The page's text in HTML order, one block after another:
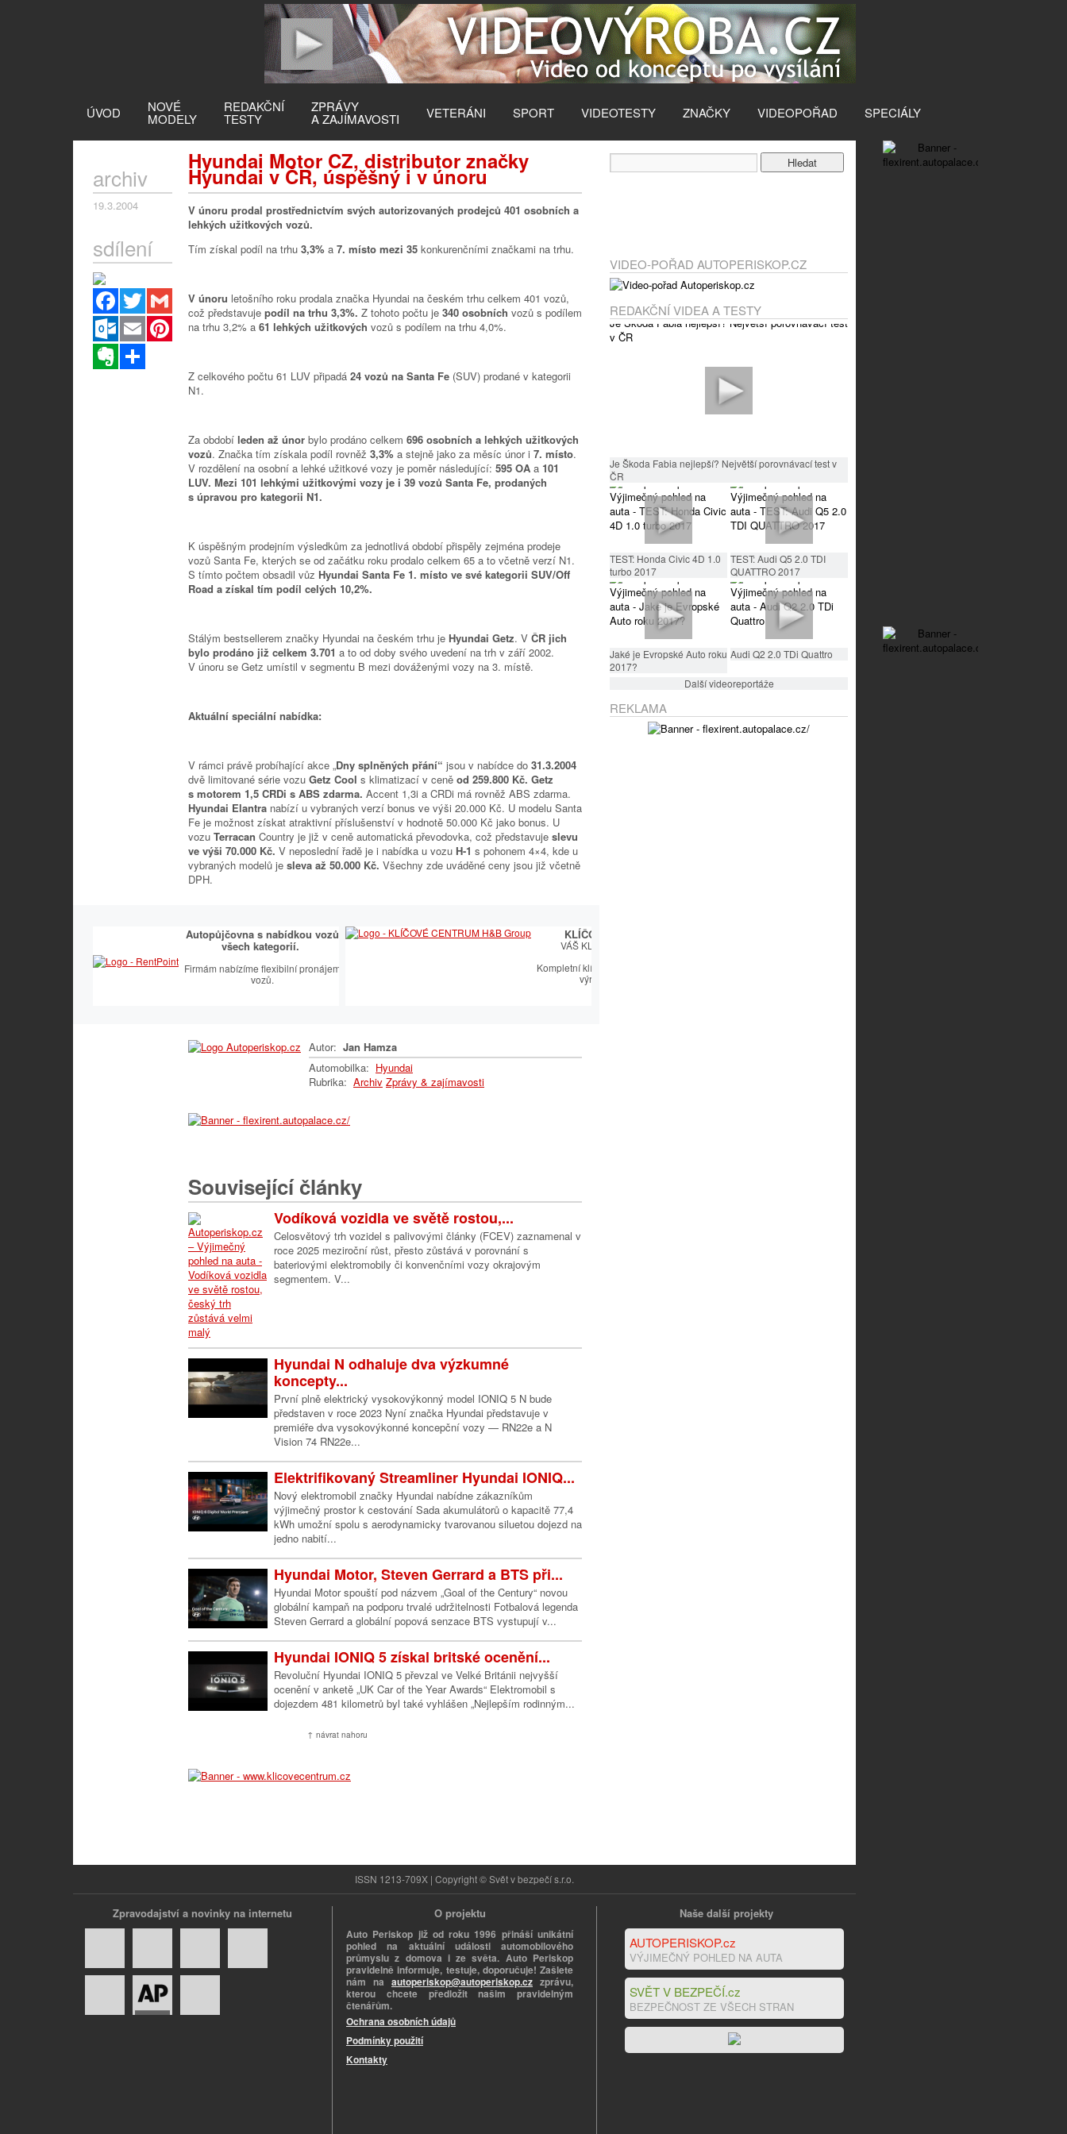
ÚVOD NOVÉ
MODELY
REDAKČNÍ
TESTY
ZPRÁVY
A ZAJÍMAVOSTI VETERÁNI SPORT VIDEOTESTY ZNAČKY VIDEOPOŘAD SPECIÁLY
Hyundai Motor CZ, distributor značky
Hyundai v ČR, úspěšný i v únoru
archiv
19.3.2004
sdílení
Facebook
Twitter
Gmail
Outlook.com
Email
Pinterest
Evernote
V únoru prodal prostřednictvím svých autorizovaných prodejců 401 osobních a
lehkých užitkových vozů.
Tím získal podíl na trhu 3,3% a 7. místo mezi 35 konkurenčními značkami na trhu.
V únoru letošního roku prodala značka Hyundai na českém trhu celkem 401 vozů,
což představuje podíl na trhu 3,3%. Z tohoto počtu je 340 osobních vozů s podílem
na trhu 3,2% a 61 lehkých užitkových vozů s podílem na trhu 4,0%.
Z celkového počtu 61 LUV připadá 24 vozů na Santa Fe (SUV) prodané v kategorii
N1.
Za období leden až únor bylo prodáno celkem 696 osobních a lehkých užitkových
vozů. Značka tím získala podíl rovněž 3,3% a stejně jako za měsíc únor i 7. místo.
V rozdělení na osobní a lehké užitkové vozy je poměr následující: 595 OA a 101
LUV. Mezi 101 lehkými užitkovými vozy je i 39 vozů Santa Fe, prodaných
s úpravou pro kategorii N1.
K úspěšným prodejním výsledkům za jednotlivá období přispěly zejména prodeje
vozů Santa Fe, kterých se od začátku roku prodalo celkem 65 a to včetně verzí N1.
S tímto počtem obsadil vůz Hyundai Santa Fe 1. místo ve své kategorii SUV/Off
Road a získal tím podíl celých 10,2%.
Stálým bestsellerem značky Hyundai na českém trhu je Hyundai Getz. V ČR jich
bylo prodáno již celkem 3.701 a to od doby svého uvedení na trh v září 2002.
V únoru se Getz umístil v segmentu B mezi dováženými vozy na 3. místě.
Aktuální speciální nabídka:
V rámci právě probíhající akce „Dny splněných přání“ jsou v nabídce do 31.3.2004
dvě limitované série vozu Getz Cool s klimatizací v ceně od 259.800 Kč. Getz
s motorem 1,5 CRDi s ABS zdarma. Accent 1,3i a CRDi má rovněž ABS zdarma.
Hyundai Elantra nabízí u vybraných verzí bonus ve výši 20.000 Kč. U modelu Santa
Fe je možnost získat atraktivní příslušenství v hodnotě 50.000 Kč jako bonus. U
vozu Terracan Country je již v ceně automatická převodovka, což představuje slevu
ve výši 70.000 Kč. V neposlední řadě je i nabídka u vozu H-1 s pohonem 4×4, kde u
vybraných modelů je sleva až 50.000 Kč. Všechny zde uváděné ceny jsou již včetně
DPH.
Autopůjčovna s nabídkou vozů
všech kategorií.
Firmám nabízíme flexibilní pronájem
vozů.
KLÍČOVÉ CENTRUM
VÁŠ KLÍČOVÝ PARTNER
Kompletní klíčařský sortiment včetně
výroby autoklíčů
Autor: Jan Hamza
Automobilka: Hyundai
Rubrika: Archiv Zprávy & zajímavosti
Související články
Vodíková vozidla ve světě rostou,...
Celosvětový trh vozidel s palivovými články (FCEV) zaznamenal v
roce 2025 meziroční růst, přesto zůstává v porovnání s
bateriovými elektromobily či konvenčními vozy okrajovým
segmentem. V...
Hyundai N odhaluje dva výzkumné
koncepty...
První plně elektrický vysokovýkonný model IONIQ 5 N bude
představen v roce 2023 Nyní značka Hyundai představuje v
premiéře dva vysokovýkonné koncepční vozy — RN22e a N
Vision 74 RN22e...
Elektrifikovaný Streamliner Hyundai IONIQ...
Nový elektromobil značky Hyundai nabídne zákazníkům
výjimečný prostor k cestování Sada akumulátorů o kapacitě 77,4
kWh umožní spolu s aerodynamicky tvarovanou siluetou dojezd na
jedno nabití...
Hyundai Motor, Steven Gerrard a BTS při...
Hyundai Motor spouští pod názvem „Goal of the Century“ novou
globální kampaň na podporu trvalé udržitelnosti Fotbalová legenda
Steven Gerrard a globální popová senzace BTS vystupují v...
Hyundai IONIQ 5 získal britské ocenění...
Revoluční Hyundai IONIQ 5 převzal ve Velké Británii nejvyšší
ocenění v anketě „UK Car of the Year Awards“ Elektromobil s
dojezdem 481 kilometrů byl také vyhlášen „Nejlepším rodinným...
↑ návrat nahoru
VIDEO-POŘAD AUTOPERISKOP.CZ
REDAKČNÍ VIDEA A TESTY
Je Škoda Fabia nejlepší? Největší porovnávací test v
ČR
TEST: Honda Civic 4D 1.0
turbo 2017
TEST: Audi Q5 2.0 TDI
QUATTRO 2017
Jaké je Evropské Auto roku
2017?
Audi Q2 2.0 TDi Quattro
Další videoreportáže
REKLAMA
ISSN 1213-709X | Copyright © Svět v bezpečí s.r.o.
Zpravodajství a novinky na internetu Naše další projekty
AUTOPERISKOP.cz
VÝJIMEČNÝ POHLED NA AUTA
SVĚT V BEZPEČÍ.cz
BEZPEČNOST ZE VŠECH STRAN
O projektu
Auto Periskop již od roku 1996 přináší unikátní
pohled na aktuální události automobilového
průmyslu z domova i ze světa. Auto Periskop
pravidelně informuje, testuje, doporučuje! Zašlete
nám na autoperiskop@autoperiskop.cz zprávu,
kterou chcete předložit našim pravidelným
čtenářům.
Ochrana osobních údajů
Podmínky použití
Kontakty